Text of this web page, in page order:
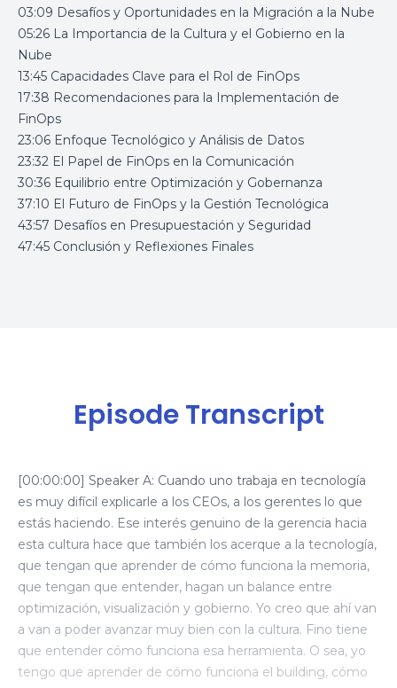
03:09 Desafíos y Oportunidades en la Migración a la Nube
05:26 La Importancia de la Cultura y el Gobierno en la
Nube
13:45 Capacidades Clave para el Rol de FinOps
17:38 Recomendaciones para la Implementación de
FinOps
23:06 Enfoque Tecnológico y Análisis de Datos
23:32 El Papel de FinOps en la Comunicación
30:36 Equilibrio entre Optimización y Gobernanza
37:10 El Futuro de FinOps y la Gestión Tecnológica
43:57 Desafíos en Presupuestación y Seguridad
47:45 Conclusión y Reflexiones Finales
Episode Transcript